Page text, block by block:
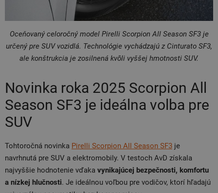
Oceňovaný celoročný model Pirelli Scorpion All Season SF3 je
určený pre SUV vozidlá. Technológie vychádzajú z Cinturato SF3,
ale konštrukcia je zosilnená kvôli vyššej hmotnosti SUV.
Novinka roka 2025 Scorpion All
Season SF3 je ideálna volba pre
SUV
Tohtoročná novinka Pirelli Scorpion All Season SF3 je
navrhnutá pre SUV a elektromobily. V testoch AvD získala
najvyššie hodnotenie vďaka vynikajúcej bezpečnosti, komfortu
a nízkej hlučnosti. Je ideálnou voľbou pre vodičov, ktorí hľadajú